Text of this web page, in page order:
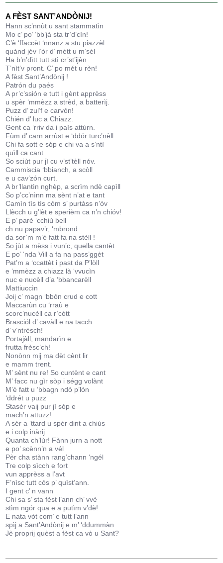
A FÈST SANT’ANDÒNIJ!
Hann sc’nnùt u sant stammatìn
Mo c’ po’ ‘bb’jà sta tr’d’cìn!
C’è ‘ffaccèt ‘nnanz a stu piazzèl
quànd jév l’ór d’ mètt u m’sèl
Ha b’n’dìtt tutt stì cr’st’ijèn
T’nìt’v pront. C’ po mét u rèn!
A fèst Sant’Andònij !
Patrón du paés
A pr’c’ssión e tutt i gènt apprèss
u spèr ‘mmèzz a strèd, a batterìj.
Puzz d’ zul’f e carvón!
Chién d’ luc a Chiazz.
Gent ca ‘rriv da i paìs attùrn.
Fùm d’ carn arrùst e ‘ddór turc’nèll
Chi fa sott e sóp e chi va a s’ntì
quìll ca cant
So sciùt pur jì cu v’st’tèll nóv.
Cammiscia ‘bbianch, a scòll
e u cav’zón curt.
A br’llantìn nghèp, a scrìm ndè capìll
So p’cc’nìnn ma sènt n’at e tant
Camìn tìs tìs cóm s’ purtàss n’óv
Llècch u g’lèt e sperièm ca n’n chióv!
E p’ parè ‘cchiù bell
ch nu papav’r, ‘mbrond
da sor’m m’è fatt fa na stèll !
So jùt a mèss i vun’c, quella cantèt
E po’ ‘nda Vill a fa na pass’ggèt
Pat’m a ‘ccattèt i past da P’lòll
e ‘mmèzz a chiazz là ‘vvucìn
nuc e nucèll d’a ‘bbancarèll
Mattiuccìn
Joij c’ magn ‘bbón crud e cott
Maccarùn cu ‘rraù e
scorc’nucèll ca r’còtt
Brasciól d’ cavàll e na tacch
d’ v’ntrèsch!
Portajàll, mandarìn e
frutta frèsc’ch!
Nonònn mij ma dèt cènt lir
e mamm trent.
M’ sènt nu re! So cuntènt e cant
M’ facc nu gìr sòp i ségg volànt
M’è fatt u ‘bbagn ndò p’lón
‘ddrét u puzz
Stasér vaij pur jì sóp e
mach’n attuzz!
A sér a ‘ttard u spèr dint a chiùs
e i colp inàrij
Quanta ch’lùr! Fànn jurn a nott
e po’ scènn’n a vél
Pèr cha stànn rang’chann ‘ngél
Tre colp sìcch e fort
vun apprèss a l’avt
F’nìsc tutt cós p’ quìst’ann.
I gent c’ n vann
Chi sa s’ sta fèst l’ann ch’ vvè
stìm ngór qua e a putìm v’dè!
E nata vót com’ e tutt l’ann
spìj a Sant’Andònij e m’ ‘ddummàn
Jè proprij quèst a fèst ca vò u Sant?